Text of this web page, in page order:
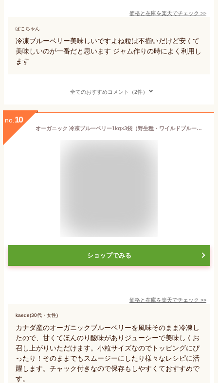
価格と在庫を楽天でチェック >>
ぽこちゃん
冷凍ブルーベリー美味しいですよね粒は不揃いだけど安くて
美味しいのが一番だと思います ジャム作りの時によく利用し
ます
全てのおすすめコメント（2件）
no. 10
オーガニック 冷凍ブルーベリー1kg×3袋（野生種・ワイルドブルーベリー）有機JAS認証 ジャムやヨーグルトに【値下・お徳用】
ショップでみる
価格と在庫を楽天でチェック >>
kaede(30代・女性)
カナダ産のオーガニックブルーベリーを風味そのまま冷凍し
たので、甘くてほんのり酸味がありジューシーで美味しくお
召し上がりいただけます。小粒サイズなのでトッピングにぴ
ったり！そのままでもスムージーにしたり様々なレシピに活
躍します。チャック付きなので保存もしやすくておすすめで
す。